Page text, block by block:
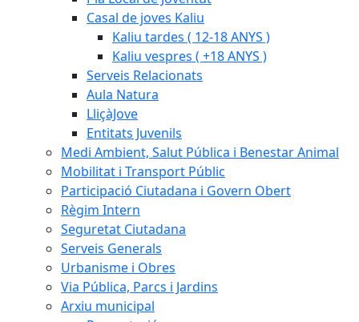
Casal de joves Kaliu
Kaliu tardes ( 12-18 ANYS )
Kaliu vespres ( +18 ANYS )
Serveis Relacionats
Aula Natura
LliçàJove
Entitats Juvenils
Medi Ambient, Salut Pública i Benestar Animal
Mobilitat i Transport Públic
Participació Ciutadana i Govern Obert
Règim Intern
Seguretat Ciutadana
Serveis Generals
Urbanisme i Obres
Via Pública, Parcs i Jardins
Arxiu municipal